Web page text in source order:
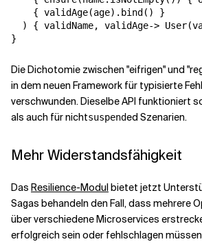
    { validAge(age).bind() }
) { validName, validAge->
}
Die Dichotomie zwischen "eifrigen" und
in dem neuen Framework für typisierte
verschwunden. Dieselbe API funktioniert
als auch für nichtsuspended Szenarien.
Mehr Widerstandsfähigkeit
Das Resilience-Modulbietet jetzt
Sagas behandeln den Fall, dass mehrere
über verschiedene Microservices
erfolgreich sein oder fehlschlagen